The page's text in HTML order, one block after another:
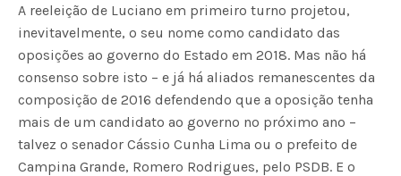
A reeleição de Luciano em primeiro turno projetou,
inevitavelmente, o seu nome como candidato das
oposições ao governo do Estado em 2018. Mas não há
consenso sobre isto – e já há aliados remanescentes da
composição de 2016 defendendo que a oposição tenha
mais de um candidato ao governo no próximo ano –
talvez o senador Cássio Cunha Lima ou o prefeito de
Campina Grande, Romero Rodrigues, pelo PSDB. E o